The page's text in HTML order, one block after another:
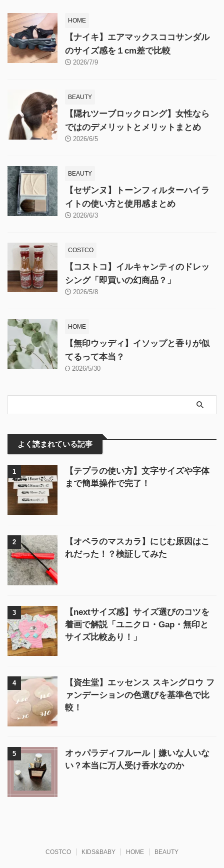
HOME
【ナイキ】エアマックスココサンダル
のサイズ感を１cm差で比較
2026/7/9
BEAUTY
【隠れツーブロックロング】女性なら
ではのデメリットとメリットまとめ
2026/6/5
BEAUTY
【セザンヌ】トーンフィルターハイラ
イトの使い方と使用感まとめ
2026/6/3
COSTCO
【コストコ】イルキャンティのドレッ
シング「即買いの幻商品？」
2026/5/8
HOME
【無印ウッディ】イソップと香りが似
てるって本当？
2026/5/30
よく読まれている記事
1
【テプラの使い方】文字サイズや字体
まで簡単操作で完了！
2
【オペラのマスカラ】にじむ原因はこ
れだった！？検証してみた
3
【nextサイズ感】サイズ選びのコツを
着画で解説「ユニクロ・Gap・無印と
サイズ比較あり！」
4
【資生堂】エッセンス スキングロウ フ
ァンデーションの色選びを基準色で比
較！
5
オゥパラディフルール｜嫌いな人いな
い？本当に万人受け香水なのか
COSTCO KIDS&BABY HOME BEAUTY